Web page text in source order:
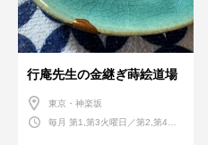
行庵先生の金継ぎ蒔絵道場
東京・神楽坂
毎月 第1,第3火曜日／第2,第4火